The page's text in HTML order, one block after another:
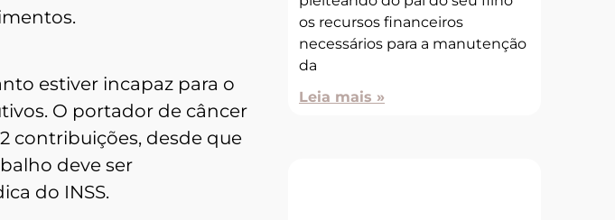
estiver incapaz para o
O portador de câncer
contribuições, desde que
deve ser
do INSS.
os recursos financeiros
necessários para a manutenção
da
Leia mais »